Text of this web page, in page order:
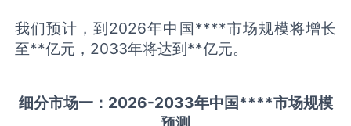
我们预计，到2026年中国****市场规模将增长
至**亿元，2033年将达到**亿元。
细分市场一： 2026-2033年中国****市场规模